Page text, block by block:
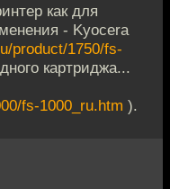
как для
- Kyocera
product/1750/fs-
картриджа...
fs-1000_ru.htm ).